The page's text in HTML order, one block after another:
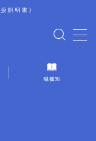
説明書）
職種別